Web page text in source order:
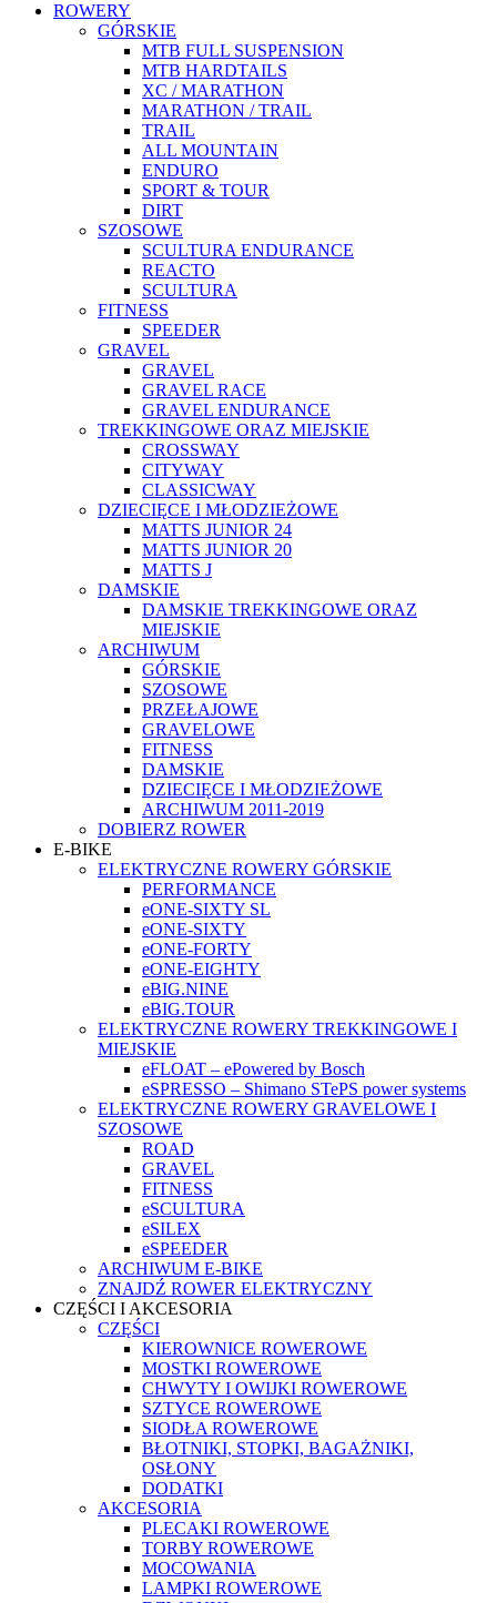
ROWERY
GÓRSKIE
MTB FULL SUSPENSION
MTB HARDTAILS
XC / MARATHON
MARATHON / TRAIL
TRAIL
ALL MOUNTAIN
ENDURO
SPORT & TOUR
DIRT
SZOSOWE
SCULTURA ENDURANCE
REACTO
SCULTURA
FITNESS
SPEEDER
GRAVEL
GRAVEL
GRAVEL RACE
GRAVEL ENDURANCE
TREKKINGOWE ORAZ MIEJSKIE
CROSSWAY
CITYWAY
CLASSICWAY
DZIECIĘCE I MŁODZIEŻOWE
MATTS JUNIOR 24
MATTS JUNIOR 20
MATTS J
DAMSKIE
DAMSKIE TREKKINGOWE ORAZ
MIEJSKIE
ARCHIWUM
GÓRSKIE
SZOSOWE
PRZEŁAJOWE
GRAVELOWE
FITNESS
DAMSKIE
DZIECIĘCE I MŁODZIEŻOWE
ARCHIWUM 2011-2019
DOBIERZ ROWER
E-BIKE
ELEKTRYCZNE ROWERY GÓRSKIE
PERFORMANCE
eONE-SIXTY SL
eONE-SIXTY
eONE-FORTY
eONE-EIGHTY
eBIG.NINE
eBIG.TOUR
ELEKTRYCZNE ROWERY TREKKINGOWE I
MIEJSKIE
eFLOAT – ePowered by Bosch
eSPRESSO – Shimano STePS power systems
ELEKTRYCZNE ROWERY GRAVELOWE I
SZOSOWE
ROAD
GRAVEL
FITNESS
eSCULTURA
eSILEX
eSPEEDER
ARCHIWUM E-BIKE
ZNAJDŹ ROWER ELEKTRYCZNY
CZĘŚCI I AKCESORIA
CZĘŚCI
KIEROWNICE ROWEROWE
MOSTKI ROWEROWE
CHWYTY I OWIJKI ROWEROWE
SZTYCE ROWEROWE
SIODŁA ROWEROWE
BŁOTNIKI, STOPKI, BAGAŻNIKI,
OSŁONY
DODATKI
AKCESORIA
PLECAKI ROWEROWE
TORBY ROWEROWE
MOCOWANIA
LAMPKI ROWEROWE